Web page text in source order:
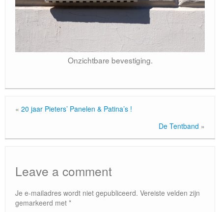
Onzichtbare bevestiging.
« 20 jaar Pieters’ Panelen & Patina’s !
De Tentband »
Leave a comment
Je e-mailadres wordt niet gepubliceerd. Vereiste velden zijn
gemarkeerd met *